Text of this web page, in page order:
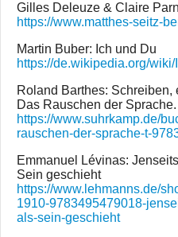
Gilles Deleuze & Claire
https://www.matthes-seitz-
Martin Buber: Ich und Du
https://de.wikipedia.org/
Roland Barthes: Schreiben,
Das Rauschen der Sprache.
https://www.suhrkamp.de/
rauschen-der-sprache-t-
Emmanuel Lévinas:
Sein geschieht
https://www.lehmanns.de/
1910-9783495479018-
als-sein-geschieht